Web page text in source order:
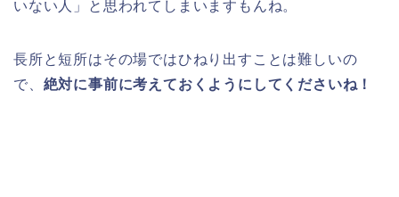
いない人」と思われてしまいますもんね。
長所と短所はその場ではひねり出すことは難しいの
で、 絶対に事前に考えておくようにしてくださいね！